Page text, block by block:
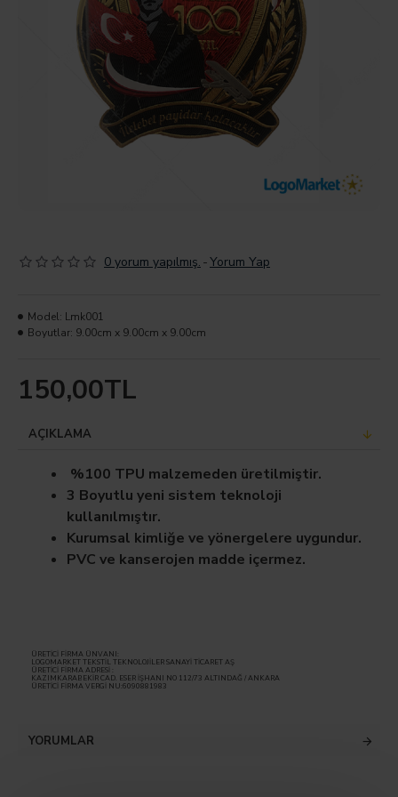
0 yorum yapılmış. -Yorum Yap
150,00TL
Model: Lmk001
Boyutlar: 9.00cm x 9.00cm x 9.00cm
AÇIKLAMA
%100 TPU malzemeden üretilmiştir.
3 Boyutlu yeni sistem teknoloji
kullanılmıştır.
Kurumsal kimliğe ve yönergelere uygundur.
PVC ve kanserojen madde içermez.
ÜRETİCİ FİRMA ÜNVANI:
LOGOMARKET TEKSTİL TEKNOLOJİLER SANAYİ TİCARET AŞ
ÜRETİCİ FİRMA ADRESİ :
KAZIMKARABEKİR CAD. ESER İŞHANI NO 112/73 ALTINDAĞ / ANKARA
ÜRETİCİ FİRMA VERGİ NU:6090881983
YORUMLAR